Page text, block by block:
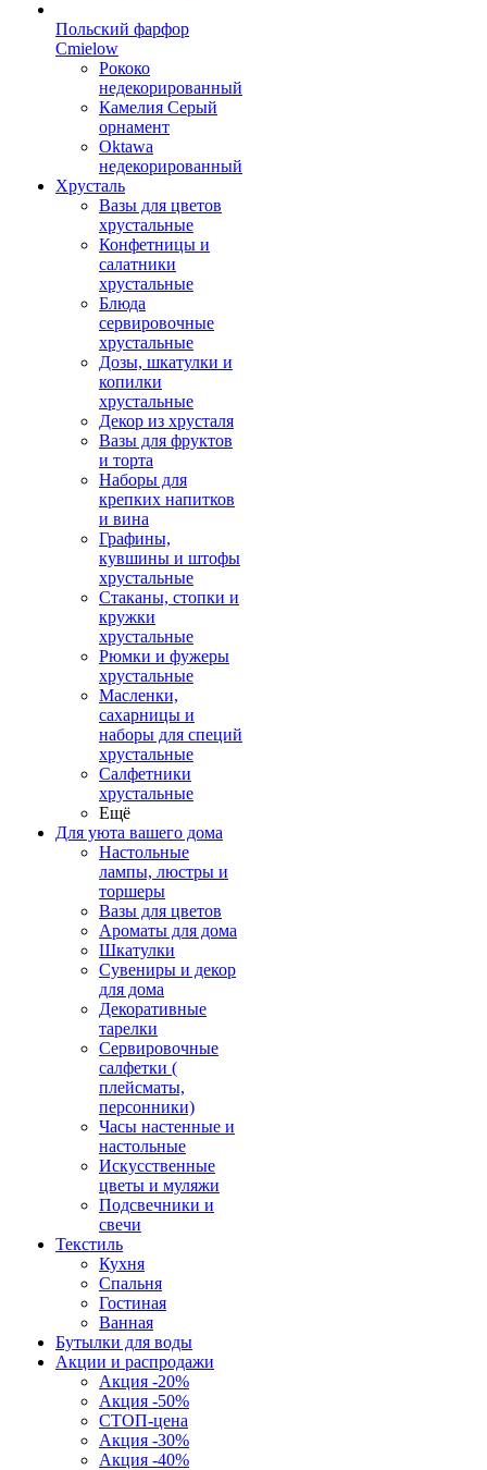
Польский фарфор
Сmielow
Рококо
недекорированный
Камелия Серый
орнамент
Oktawa
недекорированный
Хрусталь
Вазы для цветов
хрустальные
Конфетницы и
салатники
хрустальные
Блюда
сервировочные
хрустальные
Дозы, шкатулки и
копилки
хрустальные
Декор из хрусталя
Вазы для фруктов
и торта
Наборы для
крепких напитков
и вина
Графины,
кувшины и штофы
хрустальные
Стаканы, стопки и
кружки
хрустальные
Рюмки и фужеры
хрустальные
Масленки,
сахарницы и
наборы для специй
хрустальные
Салфетники
хрустальные
Ещё
Для уюта вашего дома
Настольные
лампы, люстры и
торшеры
Вазы для цветов
Ароматы для дома
Шкатулки
Сувениры и декор
для дома
Декоративные
тарелки
Сервировочные
салфетки (
плейсматы,
персонники)
Часы настенные и
настольные
Искусственные
цветы и муляжи
Подсвечники и
свечи
Текстиль
Кухня
Спальня
Гостиная
Ванная
Бутылки для воды
Акции и распродажи
Акция -20%
Акция -50%
СТОП-цена
Акция -30%
Акция -40%